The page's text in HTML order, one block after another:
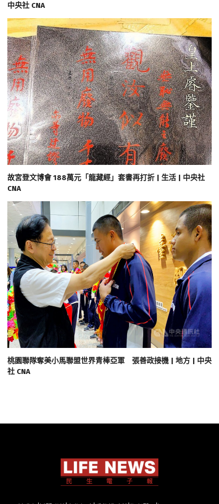
中央社 CNA
故宮登文博會 188萬元「龍藏經」套書再打折 | 生活 | 中央社
CNA
桃園聯隊奪美小馬聯盟世界青棒亞軍 張善政接機 | 地方 | 中央
社 CNA